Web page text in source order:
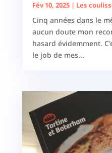
Fév 10, 2025| Les
Cinq années dans le
aucun doute mon
hasard évidemment.
le job de mes...